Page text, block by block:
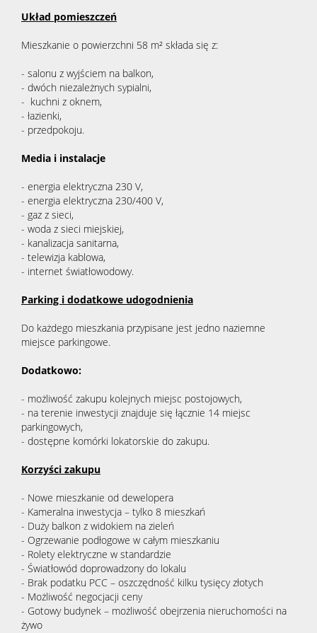
Układ pomieszczeń
Mieszkanie o powierzchni 58 m² składa się z:
- salonu z wyjściem na balkon,
- dwóch niezależnych sypialni,
- kuchni z oknem,
- łazienki,
- przedpokoju.
Media i instalacje
- energia elektryczna 230 V,
- energia elektryczna 230/400 V,
- gaz z sieci,
- woda z sieci miejskiej,
- kanalizacja sanitarna,
- telewizja kablowa,
- internet światłowodowy.
Parking i dodatkowe udogodnienia
Do każdego mieszkania przypisane jest jedno naziemne
miejsce parkingowe.
Dodatkowo:
- możliwość zakupu kolejnych miejsc postojowych,
- na terenie inwestycji znajduje się łącznie 14 miejsc
parkingowych,
- dostępne komórki lokatorskie do zakupu.
Korzyści zakupu
- Nowe mieszkanie od dewelopera
- Kameralna inwestycja – tylko 8 mieszkań
- Duży balkon z widokiem na zieleń
- Ogrzewanie podłogowe w całym mieszkaniu
- Rolety elektryczne w standardzie
- Światłowód doprowadzony do lokalu
- Brak podatku PCC – oszczędność kilku tysięcy złotych
- Możliwość negocjacji ceny
- Gotowy budynek – możliwość obejrzenia nieruchomości na
żywo